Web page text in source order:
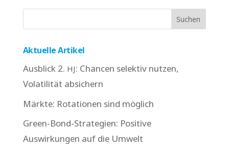
Aktuelle Artikel
Ausblick 2. HJ: Chancen selektiv nutzen,
Volatilität absichern
Märkte: Rotationen sind möglich
Green-Bond-Strategien: Positive
Auswirkungen auf die Umwelt